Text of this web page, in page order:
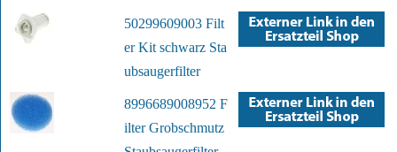
50299609003 Filt
er Kit schwarz Sta
ubsaugerfilter
8996689008952 F
ilter Grobschmutz